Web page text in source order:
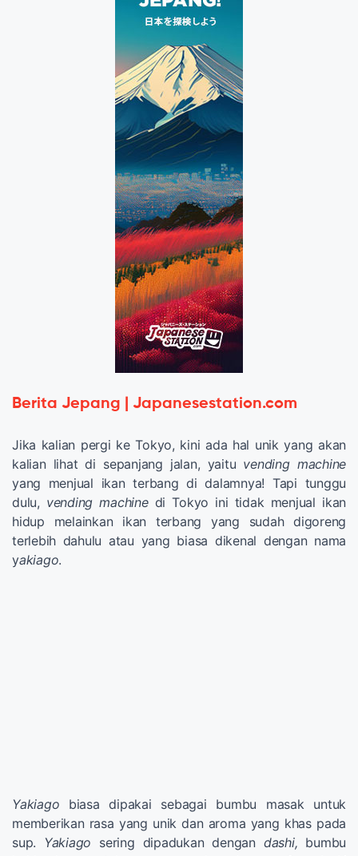
Berita Jepang | Japanesestation.com
Jika kalian pergi ke Tokyo, kini ada hal unik yang akan
kalian lihat di sepanjang jalan, yaitu vending machine
yang menjual ikan terbang di dalamnya! Tapi tunggu
dulu, vending machinedi Tokyo ini tidak menjual ikan
hidup melainkan ikan terbang yang sudah digoreng
terlebih dahulu atau yang biasa dikenal dengan nama
yakiago.
Yakiago biasa dipakai sebagai bumbu masak untuk
memberikan rasa yang unik dan aroma yang khas pada
sup. Yakiago sering dipadukan dengan dashi, bumbu